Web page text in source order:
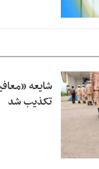
شایعه
تکذیب شد